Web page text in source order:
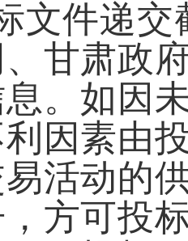
文件递交
、甘肃政
。如因
因素由
活动的
方可投